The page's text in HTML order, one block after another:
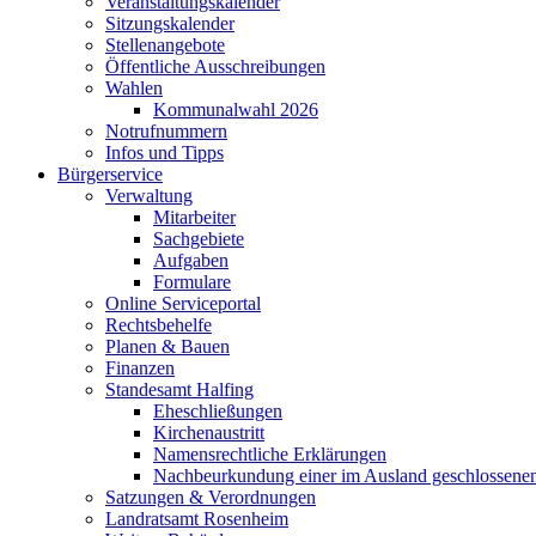
Sitzungskalender
Stellenangebote
Öffentliche Ausschreibungen
Wahlen
Kommunalwahl 2026
Notrufnummern
Infos und Tipps
Bürgerservice
Verwaltung
Mitarbeiter
Sachgebiete
Aufgaben
Formulare
Online Serviceportal
Rechtsbehelfe
Planen & Bauen
Finanzen
Standesamt Halfing
Eheschließungen
Kirchenaustritt
Namensrechtliche Erklärungen
Nachbeurkundung einer im Ausland
Satzungen & Verordnungen
Landratsamt Rosenheim